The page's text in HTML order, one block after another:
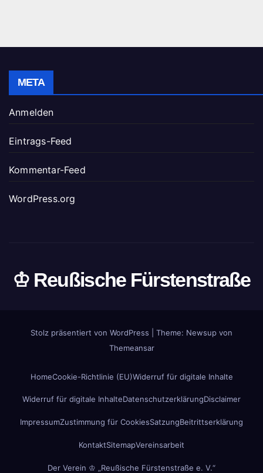
META
Anmelden
Eintrags-Feed
Kommentar-Feed
WordPress.org
♔ Reußische Fürstenstraße
Stolz präsentiert von WordPress
Theme: Newsup von
Themeansar
HomeCookie-Richtlinie (EU)Widerruf für digitale Inhalte
Widerruf für digitale InhalteDatenschutzerklärungDisclaimer
ImpressumZustimmung für CookiesSatzungBeitrittserklärung
KontaktSitemapVereinsarbeit
Der Verein ♔ „Reußische Fürstenstraße e. V.“